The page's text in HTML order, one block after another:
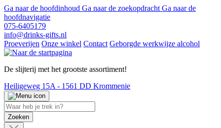
Ga naar de hoofdinhoud Ga naar de zoekopdracht Ga naar de
hoofdnavigatie
075-6405179
info@drinks-gifts.nl
Proeverijen Onze winkel Contact Geborgde werkwijze alcohol
De slijterij met het grootste assortiment!
Heiligeweg 15A - 1561 DD Krommenie
Zoeken